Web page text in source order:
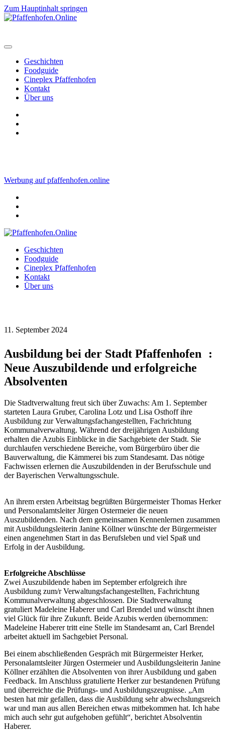
Zum Hauptinhalt springen
Geschichten
Foodguide
Cineplex Pfaffenhofen
Kontakt
Über uns
Werbung auf pfaffenhofen.online
Geschichten
Foodguide
Cineplex Pfaffenhofen
Kontakt
Über uns
11. September 2024
Ausbildung bei der Stadt Pfaffenhofen :
Neue Auszubildende und erfolgreiche
Absolventen
Die Stadtverwaltung freut sich über Zuwachs: Am 1. September
starteten Laura Gruber, Carolina Lotz und Lisa Osthoff ihre
Ausbildung zur Verwaltungsfachangestellten, Fachrichtung
Kommunalverwaltung. Während der dreijährigen Ausbildung
erhalten die Azubis Einblicke in die Sachgebiete der Stadt. Sie
durchlaufen verschiedene Bereiche, vom Bürgerbüro über die
Bauverwaltung, die Kämmerei bis zum Standesamt. Das nötige
Fachwissen erlernen die Auszubildenden in der Berufsschule und
der Bayerischen Verwaltungsschule.
An ihrem ersten Arbeitstag begrüßten Bürgermeister Thomas Herker
und Personalamtsleiter Jürgen Ostermeier die neuen
Auszubildenden. Nach dem gemeinsamen Kennenlernen zusammen
mit Ausbildungsleiterin Janine Köllner wünschte der Bürgermeister
einen angenehmen Start in das Berufsleben und viel Spaß und
Erfolg in der Ausbildung.
Erfolgreiche Abschlüsse
Zwei Auszubildende haben im September erfolgreich ihre
Ausbildung zum/r Verwaltungsfachangestellten, Fachrichtung
Kommunalverwaltung abgeschlossen. Die Stadtverwaltung
gratuliert Madeleine Haberer und Carl Brendel und wünscht ihnen
viel Glück für ihre Zukunft. Beide Azubis werden übernommen:
Madeleine Haberer tritt eine Stelle im Standesamt an, Carl Brendel
arbeitet aktuell im Sachgebiet Personal.
Bei einem abschließenden Gespräch mit Bürgermeister Herker,
Personalamtsleiter Jürgen Ostermeier und Ausbildungsleiterin Janine
Köllner erzählten die Absolventen von ihrer Ausbildung und gaben
Feedback. Im Anschluss gratulierte Herker zur bestandenen Prüfung
und überreichte die Prüfungs- und Ausbildungszeugnisse. „Am
besten hat mir gefallen, dass die Ausbildung sehr abwechslungsreich
war und man aus allen Bereichen etwas mitbekommen hat. Ich habe
mich auch sehr gut aufgehoben gefühlt“, berichtet Absolventin
Haberer.